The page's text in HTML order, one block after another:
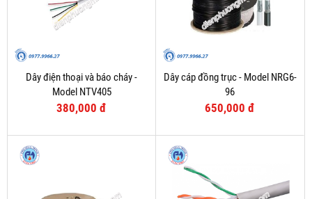
Dây điện thoại và báo cháy -
Model NTV405
380,000 đ
Dây cáp đồng trục - Model NRG6-
96
650,000 đ